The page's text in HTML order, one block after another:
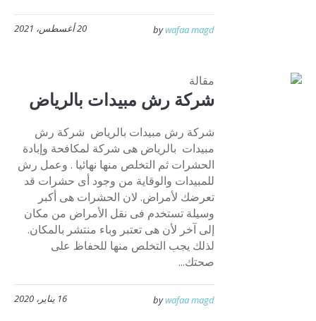
20 أغسطس، 2021 bywafaa magd
مقالة
شركة رش مبيدات بالرياض
شركة رش مبيدات بالرياض شركة رش
مبيدات بالرياض هى شركة لمكافحة وإبادة
الحشرات ثم التخلص منها نهائيا . وعمل رش
للمبيدات والوقاية من وجود أى حشرات قد
تعرضك لأمراض. لان الحشرات هى أكبر
وسيلة تستخدم فى نقل الأمراض من مكان
إلى آخر لأن هى تعتبر وباء منتشر بالمكان.
لذلك يجب التخلص منها للحفاظ على
صحتك...
16 يناير، 2020 bywafaa magd